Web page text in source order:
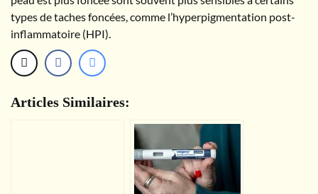
types de taches foncées, comme l’hyperpigmentation post-
inflammatoire (HPI).
Articles Similaires: